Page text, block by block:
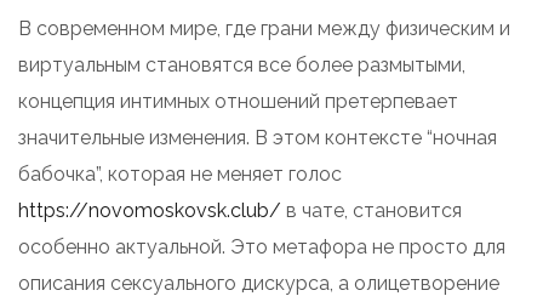
В современном мире, где грани между физическим и
виртуальным становятся все более размытыми,
концепция интимных отношений претерпевает
значительные изменения. В этом контексте “ночная
бабочка”, которая не меняет голос
https://novomoskovsk.club/ в чате, становится
особенно актуальной. Это метафора не просто для
описания сексуального дискурса, а олицетворение